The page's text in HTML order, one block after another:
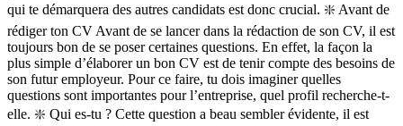
qui te démarquera des autres candidats est donc crucial. ❇️ Avant de
rédiger ton CV Avant de se lancer dans la rédaction de son CV, il est
toujours bon de se poser certaines questions. En effet, la façon la
plus simple d’élaborer un bon CV est de tenir compte des besoins de
son futur employeur. Pour ce faire, tu dois imaginer quelles
questions sont importantes pour l’entreprise, quel profil recherche-t-
elle. ❇️ Qui es-tu ? Cette question a beau sembler évidente, il est